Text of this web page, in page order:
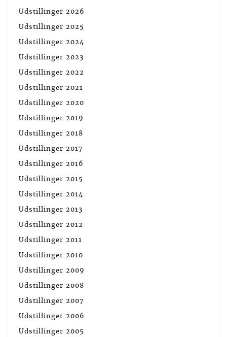
Udstillinger 2026
Udstillinger 2025
Udstillinger 2024
Udstillinger 2023
Udstillinger 2022
Udstillinger 2021
Udstillinger 2020
Udstillinger 2019
Udstillinger 2018
Udstillinger 2017
Udstillinger 2016
Udstillinger 2015
Udstillinger 2014
Udstillinger 2013
Udstillinger 2012
Udstillinger 2011
Udstillinger 2010
Udstillinger 2009
Udstillinger 2008
Udstillinger 2007
Udstillinger 2006
Udstillinger 2005